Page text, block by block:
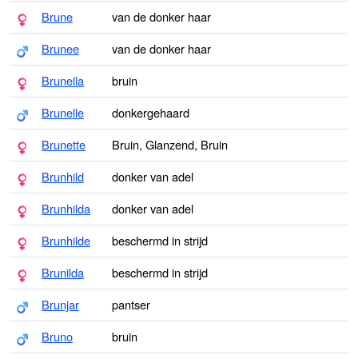
Brune
van de donker haar
Brunee
van de donker haar
Brunella
bruin
Brunelle
donkergehaard
Brunette
Bruin, Glanzend, Bruin
Brunhild
donker van adel
Brunhilda
donker van adel
Brunhilde
beschermd in strijd
Brunilda
beschermd in strijd
Brunjar
pantser
Bruno
bruin